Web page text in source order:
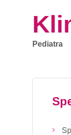
Pediatra